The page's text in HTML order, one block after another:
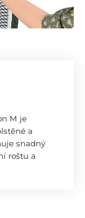
M je
a
snadný
roštu a